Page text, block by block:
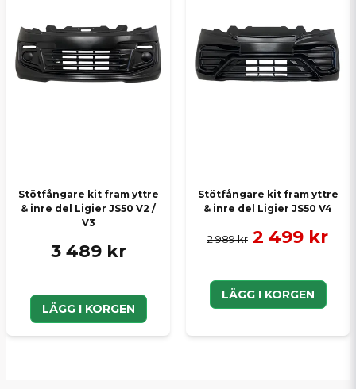
Stötfångare kit fram yttre
& inre del Ligier JS50 V2 /
V3
3 489 kr
LÄGG I KORGEN
Stötfångare kit fram yttre
& inre del Ligier JS50 V4
2 989 kr 2 499 kr
LÄGG I KORGEN